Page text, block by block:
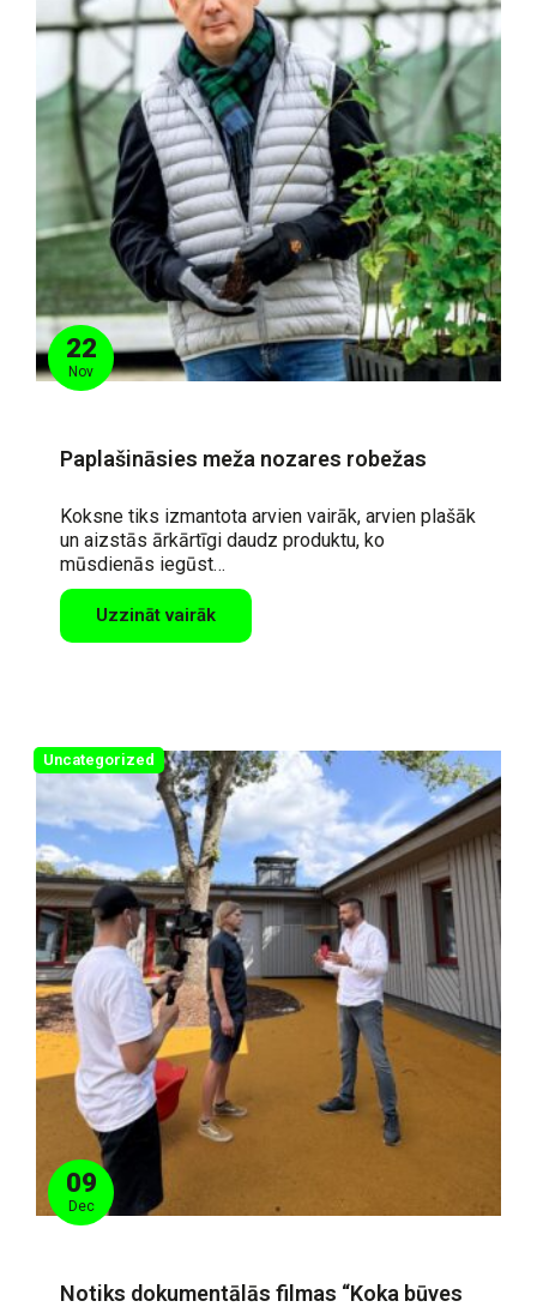
22
Nov
Paplašināsies meža nozares robežas
Koksne tiks izmantota arvien vairāk, arvien plašāk
un aizstās ārkārtīgi daudz produktu, ko
mūsdienās iegūst…
Uzzināt vairāk
09
Dec
Uncategorized
Notiks dokumentālās filmas “Koka būves